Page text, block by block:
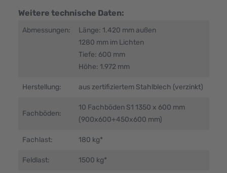
Weitere technische Daten:
Abmessungen:
Länge: 1.420 mm außen
1280 mm im Lichten
Tiefe: 600 mm
Höhe: 1.972 mm
Herstellung: aus zertifiziertem Stahlblech (verzinkt)
Fachböden:
10 Fachböden S1 1350 x 600 mm
(900x600+450x600 mm)
Fachlast: 180 kg*
Feldlast: 1500 kg*